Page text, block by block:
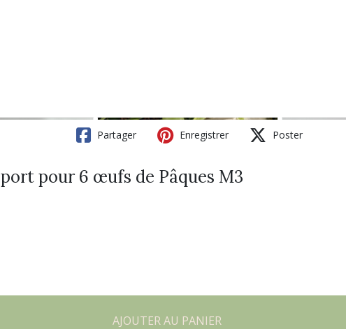
Partager Enregistrer Poster
pour 6 œufs de Pâques M3
AJOUTER AU PANIER